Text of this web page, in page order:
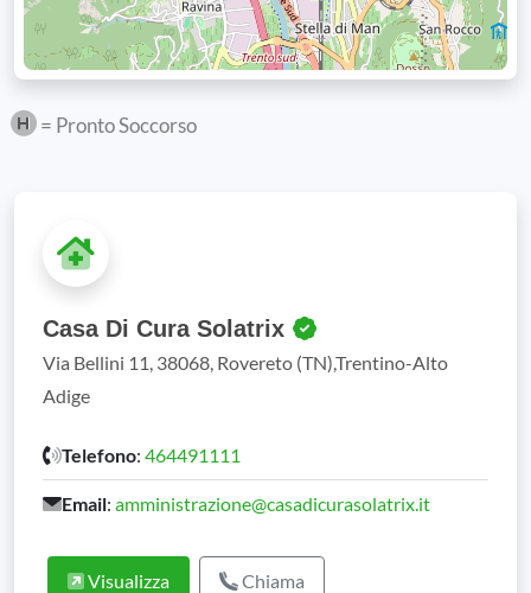
= Pronto Soccorso
Casa Di Cura Solatrix
Via Bellini 11, 38068, Rovereto (TN),Trentino-Alto
Adige
Telefono: 464491111
Email: amministrazione@casadicurasolatrix.it
Visualizza Chiama